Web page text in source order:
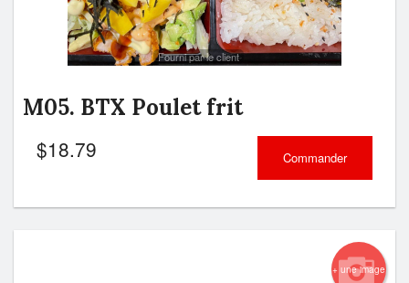
Fourni par le client
M05. BTX Poulet frit
$18.79 Commander
+ une image